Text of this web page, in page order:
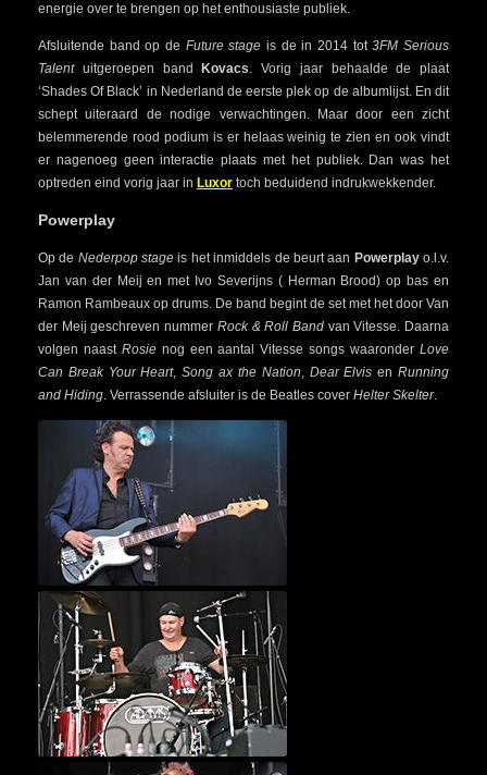
energie over te brengen op het enthousiaste publiek.
Afsluitende band op de Future stage is de in 2014 tot3FM Serious
Talentuitgeroepen band Kovacs. Vorig jaar behaalde de plaat
‘Shades Of Black’ in Nederland de eerste plek op de albumlijst. En dit
schept uiteraard de nodige verwachtingen. Maar door een zicht
belemmerende rood podium is er helaas weinig te zien en ook vindt
er nagenoeg geen interactie plaats met het publiek. Dan was het
optreden eind vorig jaar in Luxor toch beduidend indrukwekkender.
Powerplay
Op de Nederpop stage is het inmiddels de beurt aan Powerplayo.l.v.
Jan van der Meij en met Ivo Severijns ( Herman Brood) op bas en
Ramon Rambeaux op drums. De band begint de set met het door Van
der Meij geschreven nummer Rock & Roll Band van Vitesse. Daarna
volgen naast Rosienog een aantal Vitesse songs waaronderLove
Can Break Your Heart,Song ax the Nation,Dear Elvis enRunning
and Hiding. Verrassende afsluiter is de Beatles cover Helter Skelter.